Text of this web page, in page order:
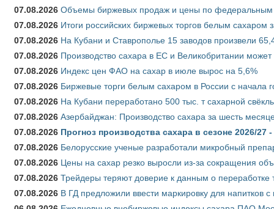
07.08.2026 Объемы биржевых продаж и цены по федеральным
07.08.2026 Итоги российских биржевых торгов белым сахаром
07.08.2026 На Кубани и Ставрополье 15 заводов произвели
07.08.2026 Производство сахара в ЕС и Великобритании
07.08.2026 Индекс цен ФАО на сахар в июле вырос на 5,6%
07.08.2026 Биржевые торги белым сахаром в России с начала
07.08.2026 На Кубани переработано 500 тыс. т сахарной
07.08.2026 Азербайджан: Производство сахара за шесть
07.08.2026 Прогноз производства сахара в сезоне 2026/
07.08.2026 Белорусские ученые разработали микробный
07.08.2026 Цены на сахар резко выросли из-за сокращения
07.08.2026 Трейдеры теряют доверие к данным о переработке
07.08.2026 В ГД предложили ввести маркировку для напитков